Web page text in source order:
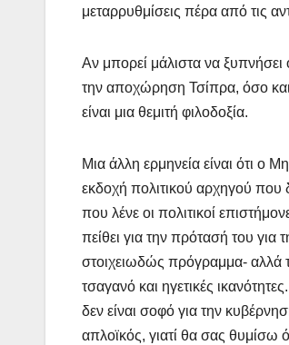
μεταρρυθμίσεις πέρα από τις
Αν μπορεί μάλιστα να
την αποχώρηση Τσίπρα, όσο
είναι μια θεμιτή φιλοδοξία.
Μια άλλη ερμηνεία είναι ότι ο
εκδοχή πολιτικού αρχηγού που
που λένε οι πολιτικοί
πείθει για την πρότασή του για
στοιχειωδώς πρόγραμμα- αλλά
τσαγανό και ηγετικές
δεν είναι σοφό για την
απλοϊκός, γιατί θα σας